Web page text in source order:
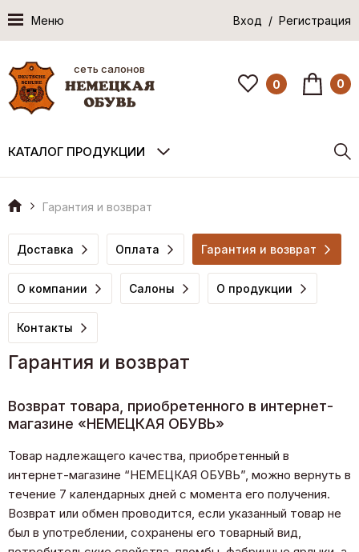
Меню Вход / Регистрация
сеть салонов
0 0
КАТАЛОГ ПРОДУКЦИИ
Гарантия и возврат
Доставка Оплата Гарантия и возврат
О компании Салоны О продукции
Контакты
Гарантия и возврат
Возврат товара, приобретенного в интернет-
магазине «НЕМЕЦКАЯ ОБУВЬ»
Товар надлежащего качества, приобретенный в
интернет-магазине “НЕМЕЦКАЯ ОБУВЬ”, можно вернуть в
течение 7 календарных дней с момента его получения.
Возврат или обмен проводится, если указанный товар не
был в употреблении, сохранены его товарный вид,